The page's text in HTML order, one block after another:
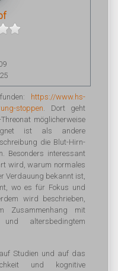
https://www.hs-
stoppen. Dort geht
möglicherweise
ist als andere
die Blut-Hirn-
Besonders interessant
wird, warum normales
Verdauung bekannt ist,
wo es für Fokus und
wird beschrieben,
Zusammenhang mit
und altersbedingtem
Studien und auf das
und kognitive